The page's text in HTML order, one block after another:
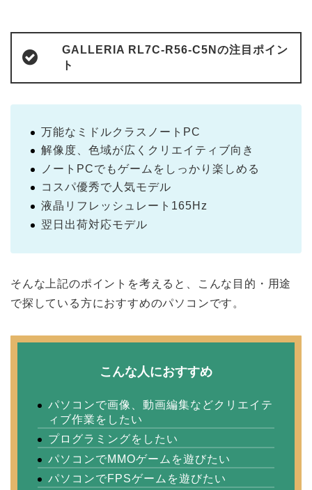
GALLERIA RL7C-R56-C5Nの注目ポイン
ト
万能なミドルクラスノートPC
解像度、色域が広くクリエイティブ向き
ノートPCでもゲームをしっかり楽しめる
コスパ優秀で人気モデル
液晶リフレッシュレート165Hz
翌日出荷対応モデル
そんな上記のポイントを考えると、こんな目的・用途
で探している方におすすめのパソコンです。
こんな人におすすめ
パソコンで画像、動画編集などクリエイテ
ィブ作業をしたい
プログラミングをしたい
パソコンでMMOゲームを遊びたい
パソコンでFPSゲームを遊びたい